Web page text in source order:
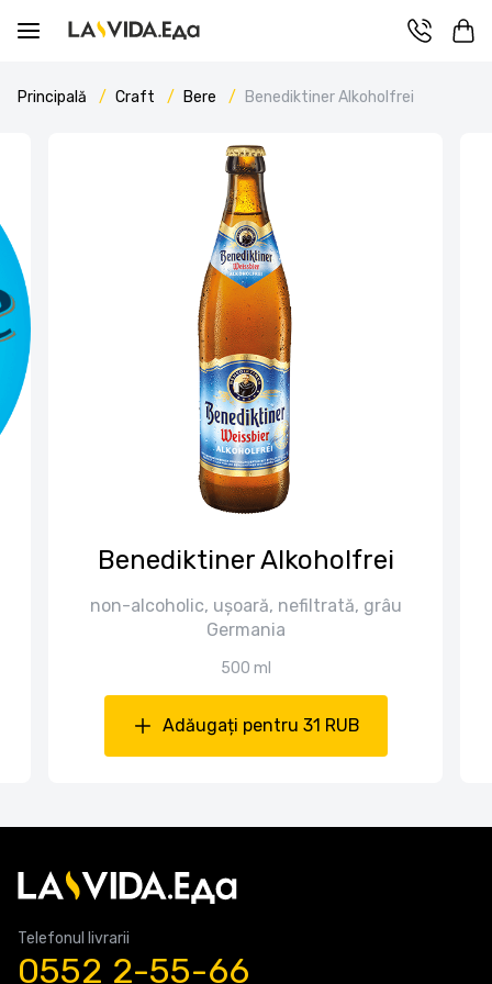
Principală Craft Bere Benediktiner Alkoholfrei
Benediktiner Alkoholfrei
non-alcoholic, ușoară, nefiltrată, grâu
Germania
500 ml
Adăugați pentru 31 RUB
Telefonul livrarii
0552 2-55-66